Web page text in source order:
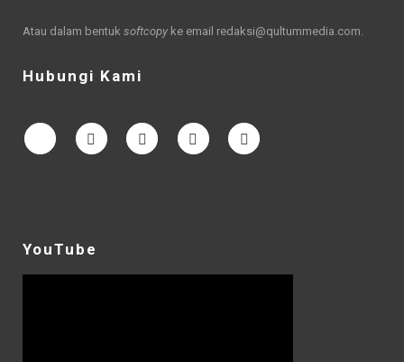
Atau dalam bentuk softcopy ke email redaksi@qultummedia.com.
Hubungi Kami
YouTube